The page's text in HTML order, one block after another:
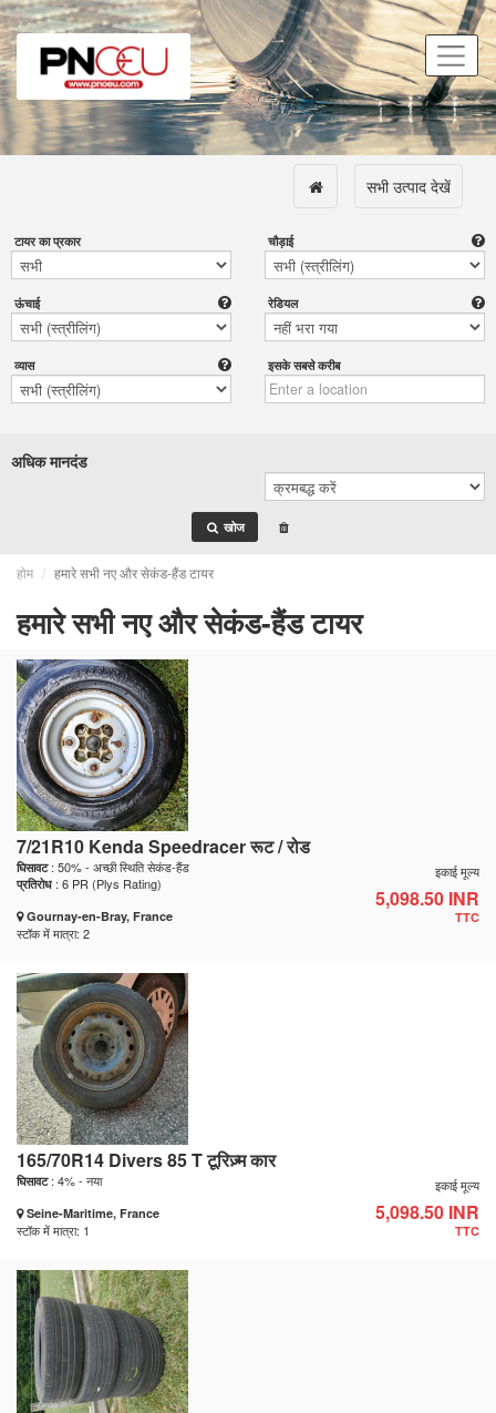
सभी उत्पाद देखें
टायर का प्रकार चौड़ाई
ऊंचाई रेडियल
व्यास इसके सबसे करीब
अधिक मानदंड
खोज
होम हमारे सभी नए और सेकंड-हैंड टायर
हमारे सभी नए और सेकंड-हैंड टायर
7/21R10 Kenda Speedracer रूट / रोड
घिसावट: 50% - अच्छी स्थिति सेकंड-हैंड
प्रतिरोध : 6 PR (Plys Rating)
Gournay-en-Bray, France
स्टॉक में मात्रा: 2
इकाई मूल्य
5,098.50 INR
TTC
165/70R14 Divers 85 T टूरिज़्म कार
घिसावट: 4% - नया
Seine-Maritime, France
स्टॉक में मात्रा: 1
इकाई मूल्य
5,098.50 INR
TTC